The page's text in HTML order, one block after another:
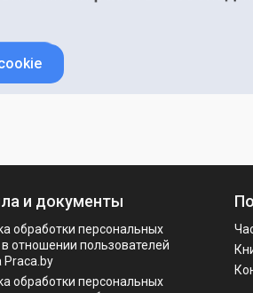
и документы
обработки персональных
отношении пользователей
Praca.by
обработки персональных